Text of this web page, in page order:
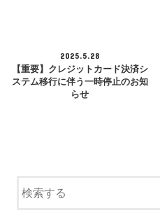
2025.5.28
【重要】クレジットカード決済シ
ステム移行に伴う一時停止のお知
らせ